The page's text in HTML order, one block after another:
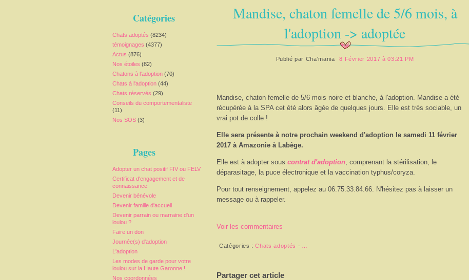
Catégories
Chats adoptés (8234)
témoignages (4377)
Actus (876)
Nos étoiles (82)
Chatons à l'adoption (70)
Chats à l'adoption (44)
Chats réservés (29)
Conseils du comportementaliste
(11)
Nos SOS (3)
Pages
Adopter un chat positif FIV ou FELV
Certificat d'engagement et de
connaissance
Devenir bénévole
Devenir famille d'accueil
Devenir parrain ou marraine d'un
loulou ?
Faire un don
Journée(s) d'adoption
L'adoption
Les modes de garde pour votre
loulou sur la Haute Garonne !
Nos coordonnées
Mandise, chaton femelle de 5/6 mois, à
l'adoption -> adoptée
Publié par Cha'mania 8 Février 2017 à 03:21 PM
Mandise, chaton femelle de 5/6 mois noire et blanche, à l'adoption. Mandise a été
récupérée à la SPA cet été alors âgée de quelques jours. Elle est très sociable, un
vrai pot de colle !
Elle sera présente à notre prochain weekend d'adoption le samedi 11 février
2017 à Amazonie à Labège.
Elle est à adopter sous contrat d'adoption, comprenant la stérilisation, le
déparasitage, la puce électronique et la vaccination typhus/coryza.
Pour tout renseignement, appelez au 06.75.33.84.66. N'hésitez pas à laisser un
message ou à rappeler.
Voir les commentaires
Catégories :Chats adoptés -
Partager cet article